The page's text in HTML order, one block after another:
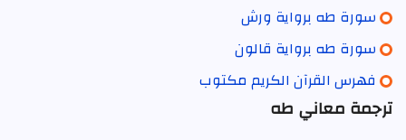
سورة طه برواية ورش
سورة طه برواية قالون
فهرس القرآن الكريم مكتوب
ترجمة معاني طه